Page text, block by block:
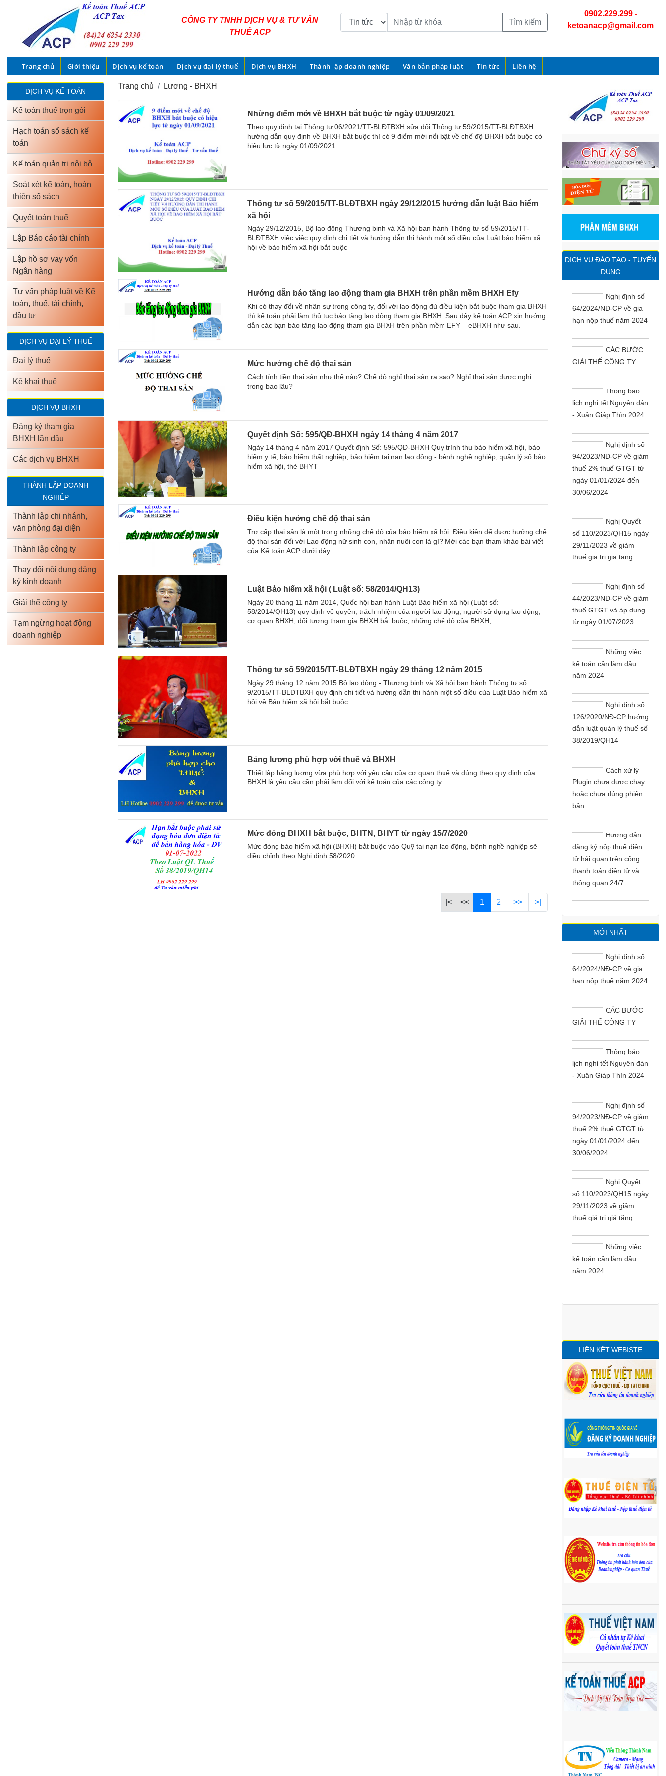
CÔNG TY TNHH DỊCH VỤ & TƯ VẤN
THUẾ ACP
Tìm kiếm
0902.229.299-
ketoanacp@gmail.com
Trang chủ Giới thiệu Dịch vụ kế toán Dịch vụ đại lý thuế Dịch vụ BHXH Thành lập doanh nghiệp Văn bản pháp luật Tin tức Liên hệ
DỊCH VỤ KẾ TOÁN
Kế toán thuế trọn gói
Hạch toán sổ sách kế
toán
Kế toán quản trị nội bộ
Soát xét kế toán, hoàn
thiện sổ sách
Quyết toán thuế
Lập Báo cáo tài chính
Lập hồ sơ vay vốn
Ngân hàng
Tư vấn pháp luật về Kế
toán, thuế, tài chính,
đầu tư
DỊCH VỤ ĐẠI LÝ THUẾ
Đại lý thuế
Kê khai thuế
DỊCH VỤ BHXH
Đăng ký tham gia
BHXH lần đầu
Các dịch vụ BHXH
THÀNH LẬP DOANH
NGHIỆP
Thành lập chi nhánh,
văn phòng đại diện
Thành lập công ty
Thay đổi nội dung đăng
ký kinh doanh
Giải thể công ty
Tạm ngừng hoạt động
doanh nghiệp
Trang chủ Lương - BHXH
Những điểm mới về BHXH bắt buộc từ ngày 01/09/2021
Theo quy định tại Thông tư 06/2021/TT-BLĐTBXH sửa đổi Thông tư 59/2015/TT-BLĐTBXH
hướng dẫn quy định về BHXH bắt buộc thì có 9 điểm mới nổi bật về chế độ BHXH bắt buộc có
hiệu lực từ ngày 01/09/2021
Thông tư số 59/2015/TT-BLĐTBXH ngày 29/12/2015 hướng dẫn luật Bảo hiểm
xã hội
Ngày 29/12/2015, Bộ lao động Thương binh và Xã hội ban hành Thông tư số 59/2015/TT-
BLĐTBXH việc việc quy định chi tiết và hướng dẫn thi hành một số điều của Luật bảo hiểm xã
hội về bảo hiểm xã hội bắt buộc
Hướng dẫn báo tăng lao động tham gia BHXH trên phần mềm BHXH Efy
Khi có thay đổi về nhân sự trong công ty, đối với lao động đủ điều kiện bắt buộc tham gia BHXH
thì kế toán phải làm thủ tục báo tăng lao động tham gia BHXH. Sau đây kế toán ACP xin hướng
dẫn các bạn báo tăng lao động tham gia BHXH trên phần mềm EFY – eBHXH như sau.
Mức hưởng chế độ thai sản
Cách tính tiền thai sản như thế nào? Chế độ nghỉ thai sản ra sao? Nghỉ thai sản được nghỉ
trong bao lâu?
Quyết định Số: 595/QĐ-BHXH ngày 14 tháng 4 năm 2017
Ngày 14 tháng 4 năm 2017 Quyết định Số: 595/QĐ-BHXH Quy trình thu bảo hiểm xã hội, bảo
hiểm y tế, bảo hiểm thất nghiệp, bảo hiểm tai nạn lao động - bệnh nghề nghiệp, quản lý sổ bảo
hiểm xã hội, thẻ BHYT
Điều kiện hưởng chế độ thai sản
Trợ cấp thai sản là một trong những chế độ của bảo hiểm xã hội. Điều kiện để được hưởng chế
độ thai sản đối với Lao động nữ sinh con, nhận nuôi con là gì? Mời các bạn tham khảo bài viết
của Kế toán ACP dưới đây:
Luật Bảo hiểm xã hội ( Luật số: 58/2014/QH13)
Ngày 20 tháng 11 năm 2014, Quốc hội ban hành Luật Bảo hiểm xã hội (Luật số:
58/2014/QH13) quy định về quyền, trách nhiệm của người lao động, người sử dụng lao động,
cơ quan BHXH, đối tượng tham gia BHXH bắt buộc, những chế độ của BHXH,...
Thông tư số 59/2015/TT-BLĐTBXH ngày 29 tháng 12 năm 2015
Ngày 29 tháng 12 năm 2015 Bộ lao động - Thương binh và Xã hội ban hành Thông tư số
9/2015/TT-BLĐTBXH quy định chi tiết và hướng dẫn thi hành một số điều của Luật Bảo hiểm xã
hội về Bảo hiểm xã hội bắt buộc.
Bảng lương phù hợp với thuế và BHXH
Thiết lập bảng lương vừa phù hợp với yêu cầu của cơ quan thuế và đúng theo quy định của
BHXH là yêu cầu cần phải làm đối với kế toán của các công ty.
Mức đóng BHXH bắt buộc, BHTN, BHYT từ ngày 15/7/2020
Mức đóng bảo hiểm xã hội (BHXH) bắt buộc vào Quỹ tai nạn lao động, bệnh nghề nghiệp sẽ
điều chỉnh theo Nghị định 58/2020
|< << 1 2 >> >|
DỊCH VỤ ĐÀO TẠO - TUYỂN
DỤNG
Nghị định số
64/2024/NĐ-CP về gia
hạn nộp thuế năm 2024
CÁC BƯỚC
GIẢI THỂ CÔNG TY
Thông báo
lịch nghỉ tết Nguyên đán
- Xuân Giáp Thìn 2024
Nghị định số
94/2023/NĐ-CP về giảm
thuế 2% thuế GTGT từ
ngày 01/01/2024 đến
30/06/2024
Nghị Quyết
số 110/2023/QH15 ngày
29/11/2023 về giảm
thuế giá trị giá tăng
Nghị định số
44/2023/NĐ-CP về giảm
thuế GTGT và áp dụng
từ ngày 01/07/2023
Những việc
kế toán cần làm đầu
năm 2024
Nghị định số
126/2020/NĐ-CP hướng
dẫn luật quản lý thuế số
38/2019/QH14
Cách xử lý
Plugin chưa được chạy
hoặc chưa đúng phiên
bản
Hướng dẫn
đăng ký nộp thuế điện
tử hải quan trên cổng
thanh toán điện tử và
thông quan 24/7
MỚI NHẤT
Nghị định số
64/2024/NĐ-CP về gia
hạn nộp thuế năm 2024
CÁC BƯỚC
GIẢI THỂ CÔNG TY
Thông báo
lịch nghỉ tết Nguyên đán
- Xuân Giáp Thìn 2024
Nghị định số
94/2023/NĐ-CP về giảm
thuế 2% thuế GTGT từ
ngày 01/01/2024 đến
30/06/2024
Nghị Quyết
số 110/2023/QH15 ngày
29/11/2023 về giảm
thuế giá trị giá tăng
Những việc
kế toán cần làm đầu
năm 2024
LIÊN KẾT WEBISTE